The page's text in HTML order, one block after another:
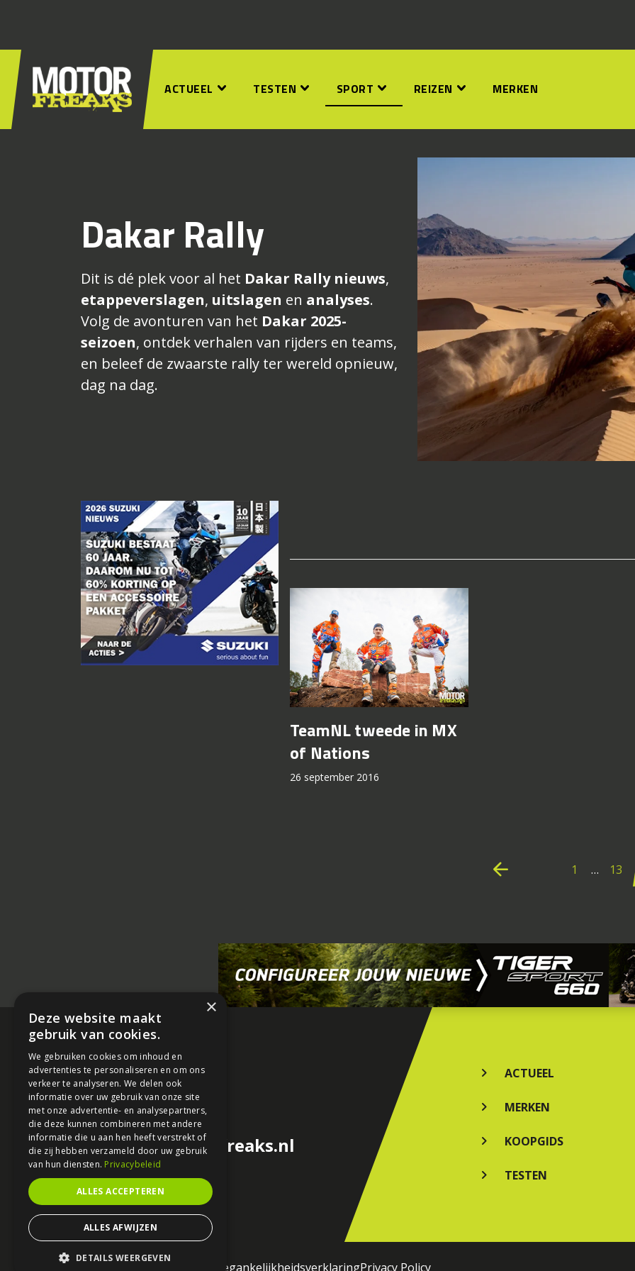
ACTUEEL TESTEN SPORT REIZEN MERKEN
Dakar Rally
Dit is dé plek voor al het Dakar Rally nieuws,
etappeverslagen, uitslagen en analyses.
Volg de avonturen van het Dakar 2025-
seizoen, ontdek verhalen van rijders en teams,
en beleef de zwaarste rally ter wereld opnieuw,
dag na dag.
TeamNL tweede in MX
of Nations
26 september 2016
paginering
arrow_back 1 … 13
redactie@motorfreaks.nl
ACTUEEL
MERKEN
KOOPGIDS
TESTEN
ToegankelijkheidsverklaringPrivacy Policy
×
Deze website maakt
gebruik van cookies.
We gebruiken cookies om inhoud en
advertenties te personaliseren en om ons
verkeer te analyseren. We delen ook
informatie over uw gebruik van onze site
met onze advertentie- en analysepartners,
die deze kunnen combineren met andere
informatie die u aan hen heeft verstrekt of
die zij hebben verzameld door uw gebruik
van hun diensten. Privacybeleid
ALLES ACCEPTEREN
ALLES AFWIJZEN
DETAILS WEERGEVEN